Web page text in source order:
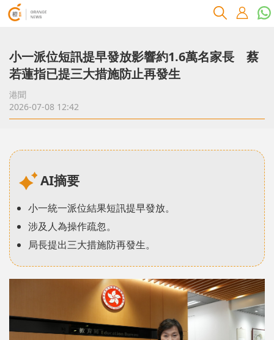
小一派位短訊提早發放影響約1.6萬名家長 蔡
若蓮指已提三大措施防止再發生
港聞
2026-07-08 12:42
AI摘要
小一統一派位結果短訊提早發放。
涉及人為操作疏忽。
局長提出三大措施防再發生。